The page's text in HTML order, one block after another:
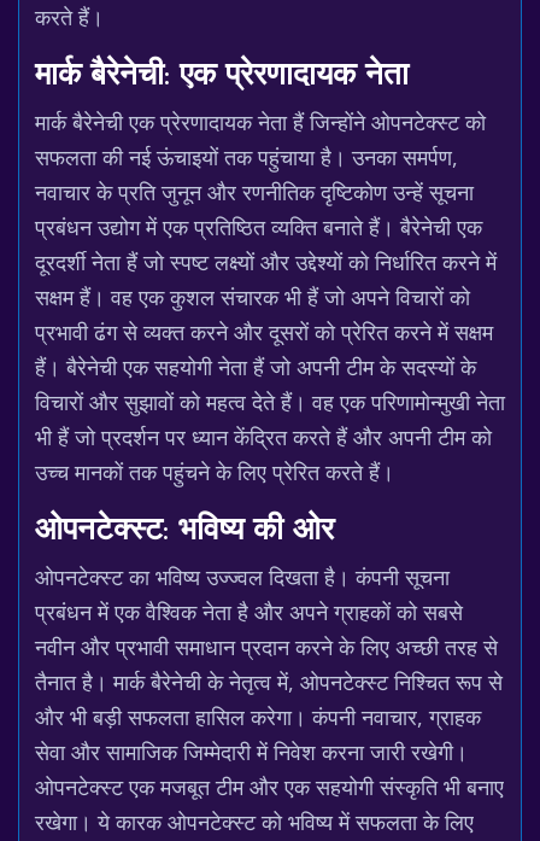
करते हैं।
मार्क बैरेनेची: एक प्रेरणादायक नेता
मार्क बैरेनेची एक प्रेरणादायक नेता हैं जिन्होंने ओपनटेक्स्ट को
सफलता की नई ऊंचाइयों तक पहुंचाया है। उनका समर्पण,
नवाचार के प्रति जुनून और रणनीतिक दृष्टिकोण उन्हें सूचना
प्रबंधन उद्योग में एक प्रतिष्ठित व्यक्ति बनाते हैं। बैरेनेची एक
दूरदर्शी नेता हैं जो स्पष्ट लक्ष्यों और उद्देश्यों को निर्धारित करने में
सक्षम हैं। वह एक कुशल संचारक भी हैं जो अपने विचारों को
प्रभावी ढंग से व्यक्त करने और दूसरों को प्रेरित करने में सक्षम
हैं। बैरेनेची एक सहयोगी नेता हैं जो अपनी टीम के सदस्यों के
विचारों और सुझावों को महत्व देते हैं। वह एक परिणामोन्मुखी नेता
भी हैं जो प्रदर्शन पर ध्यान केंद्रित करते हैं और अपनी टीम को
उच्च मानकों तक पहुंचने के लिए प्रेरित करते हैं।
ओपनटेक्स्ट: भविष्य की ओर
ओपनटेक्स्ट का भविष्य उज्ज्वल दिखता है। कंपनी सूचना
प्रबंधन में एक वैश्विक नेता है और अपने ग्राहकों को सबसे
नवीन और प्रभावी समाधान प्रदान करने के लिए अच्छी तरह से
तैनात है। मार्क बैरेनेची के नेतृत्व में, ओपनटेक्स्ट निश्चित रूप से
और भी बड़ी सफलता हासिल करेगा। कंपनी नवाचार, ग्राहक
सेवा और सामाजिक जिम्मेदारी में निवेश करना जारी रखेगी।
ओपनटेक्स्ट एक मजबूत टीम और एक सहयोगी संस्कृति भी बनाए
रखेगा। ये कारक ओपनटेक्स्ट को भविष्य में सफलता के लिए